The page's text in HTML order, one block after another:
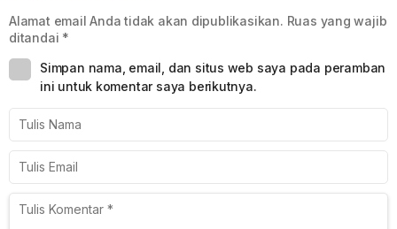
Alamat email Anda tidak akan dipublikasikan. Ruas yang wajib
ditandai *
Simpan nama, email, dan situs web saya pada peramban
ini untuk komentar saya berikutnya.